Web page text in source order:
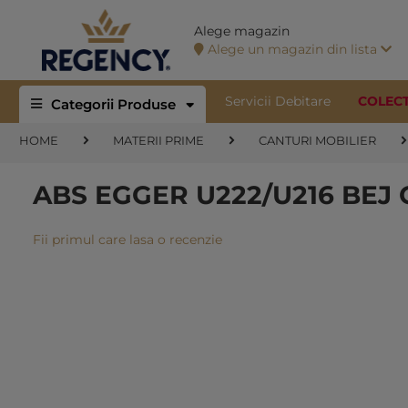
Alege magazin
Alege un magazin din lista
Categorii Produse Servicii Debitare
HOME MATERII PRIME CANTURI MOBILIER
ABS EGGER U222/U216 BEJ
Fii primul care lasa o recenzie